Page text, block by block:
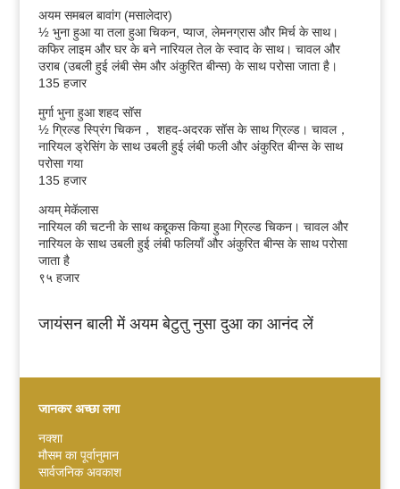
अयम समबल बावांग (मसालेदार)
½ भुना हुआ या तला हुआ चिकन, प्याज, लेमनग्रास और मिर्च के साथ।
कफिर लाइम और घर के बने नारियल तेल के स्वाद के साथ। चावल और
उराब (उबली हुई लंबी सेम और अंकुरित बीन्स) के साथ परोसा जाता है।
135 हजार
मुर्गा भुना हुआ शहद सॉस
½ ग्रिल्ड स्प्रिंग चिकन， शहद-अदरक सॉस के साथ ग्रिल्ड। चावल，
नारियल ड्रेसिंग के साथ उबली हुई लंबी फली और अंकुरित बीन्स के साथ
परोसा गया
135 हजार
अयम् मेकॅलास
नारियल की चटनी के साथ कद्दूकस किया हुआ ग्रिल्ड चिकन। चावल और
नारियल के साथ उबली हुई लंबी फलियाँ और अंकुरित बीन्स के साथ परोसा
जाता है
९५ हजार
जायंसन बाली में अयम बेटुतु नुसा दुआ का आनंद लें
जानकर अच्छा लगा
नक्शा
मौसम का पूर्वानुमान
सार्वजनिक अवकाश